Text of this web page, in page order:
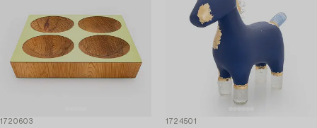
1720603 1724501